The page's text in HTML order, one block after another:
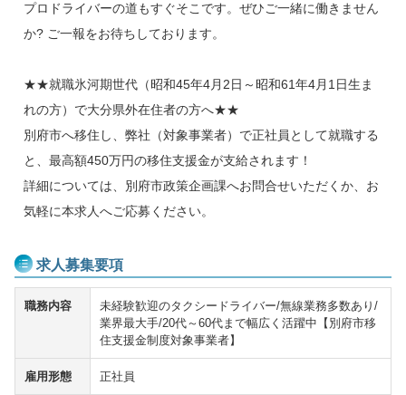
プロドライバーの道もすぐそこです。ぜひご一緒に働きません
か? ご一報をお待ちしております。
★★就職氷河期世代（昭和45年4月2日～昭和61年4月1日生ま
れの方）で大分県外在住者の方へ★★
別府市へ移住し、弊社（対象事業者）で正社員として就職する
と、最高額450万円の移住支援金が支給されます！
詳細については、別府市政策企画課へお問合せいただくか、お
気軽に本求人へご応募ください。
求人募集要項
職務内容
未経験歓迎のタクシードライバー/無線業務多数あり/
業界最大手/20代～60代まで幅広く活躍中【別府市移
住支援金制度対象事業者】
雇用形態 正社員